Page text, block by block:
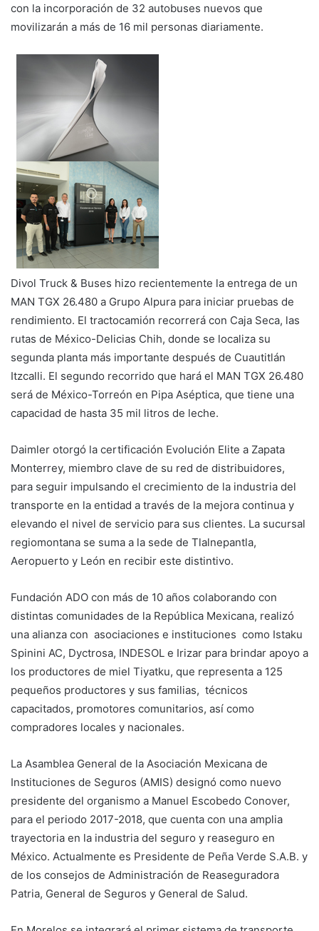
con la incorporación de 32 autobuses nuevos que
movilizarán a más de 16 mil personas diariamente.
Divol Truck & Buses hizo recientemente la entrega de un
MAN TGX 26.480 a Grupo Alpura para iniciar pruebas de
rendimiento. El tractocamión recorrerá con Caja Seca, las
rutas de México-Delicias Chih, donde se localiza su
segunda planta más importante después de Cuautitlán
Itzcalli. El segundo recorrido que hará el MAN TGX 26.480
será de México-Torreón en Pipa Aséptica, que tiene una
capacidad de hasta 35 mil litros de leche.
Daimler otorgó la certificación Evolución Elite a Zapata
Monterrey, miembro clave de su red de distribuidores,
para seguir impulsando el crecimiento de la industria del
transporte en la entidad a través de la mejora continua y
elevando el nivel de servicio para sus clientes. La sucursal
regiomontana se suma a la sede de Tlalnepantla,
Aeropuerto y León en recibir este distintivo.
Fundación ADO con más de 10 años colaborando con
distintas comunidades de la República Mexicana, realizó
una alianza con asociaciones e instituciones como Istaku
Spinini AC, Dyctrosa, INDESOL e Irizar para brindar apoyo a
los productores de miel Tiyatku, que representa a 125
pequeños productores y sus familias, técnicos
capacitados, promotores comunitarios, así como
compradores locales y nacionales.
La Asamblea General de la Asociación Mexicana de
Instituciones de Seguros (AMIS) designó como nuevo
presidente del organismo a Manuel Escobedo Conover,
para el periodo 2017-2018, que cuenta con una amplia
trayectoria en la industria del seguro y reaseguro en
México. Actualmente es Presidente de Peña Verde S.A.B. y
de los consejos de Administración de Reaseguradora
Patria, General de Seguros y General de Salud.